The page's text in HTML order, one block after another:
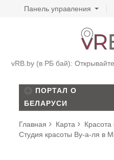
Панель управления
vRB.by (в РБ бай):
ПОРТАЛ О
БЕЛАРУСИ
Главная Карта Красота
Студия красоты Ву-а-ля в